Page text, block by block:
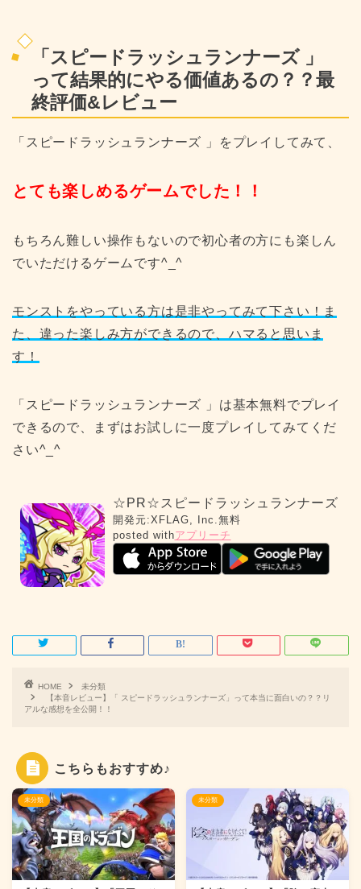
「スピードラッシュランナーズ」
って結果的にやる価値あるの？？最
終評価&レビュー
「 スピードラッシュランナーズ 」をプレイしてみて、
とても楽しめるゲームでした！！
もちろん難しい操作もないので初心者の方にも楽しん
でいただけるゲームです^_^
モンストをやっている方は是非やってみて下さい！ま
た、違った楽しみ方ができるので、ハマると思いま
す！
「 スピードラッシュランナーズ 」は基本無料でプレイ
できるので、まずはお試しに一度プレイしてみてくだ
さい^_^
☆PR☆スピードラッシュランナーズ
開発元:XFLAG, Inc. 無料
posted withアプリーチ
HOME
未分類
【本音レビュー】「 スピードラッシュランナーズ」って本当に面白いの？？リ
アルな感想を全公開！！
こちらもおすすめ♪
未分類 未分類